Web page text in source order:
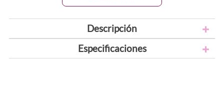
Descripción
Especificaciones